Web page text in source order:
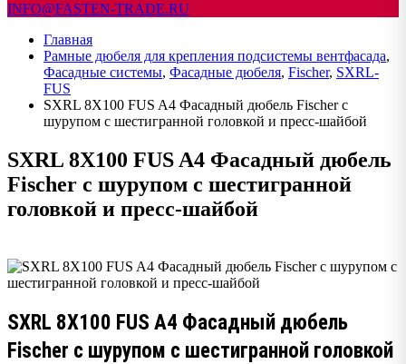
INFO@FASTEN-TRADE.RU
Главная
Рамные дюбеля для крепления подсистемы вентфасада,
Фасадные системы, Фасадные дюбеля, Fischer, SXRL-
FUS
SXRL 8X100 FUS A4 Фасадный дюбель Fischer с
шурупом с шестигранной головкой и пресс-шайбой
SXRL 8X100 FUS A4 Фасадный дюбель
Fischer с шурупом с шестигранной
головкой и пресс-шайбой
SXRL 8X100 FUS A4 Фасадный дюбель
Fischer с шурупом с шестигранной головкой